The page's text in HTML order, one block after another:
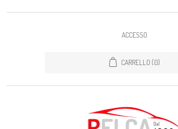
ACCESSO
CARRELLO (0)